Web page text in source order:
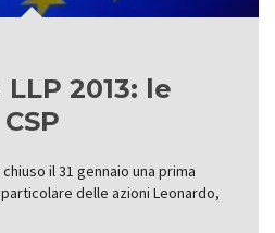
2013: le
il 31 gennaio una prima
delle azioni Leonardo,